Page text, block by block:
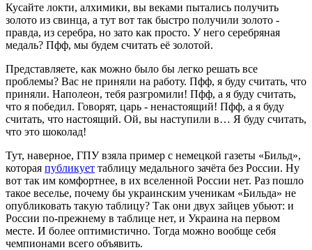
Кусайте локти, алхимики, вы веками пытались получить
золото из свинца, а тут вот так быстро получили золото -
правда, из серебра, но зато как просто. У него серебряная
медаль? Пфф, мы будем считать её золотой.
Представляете, как можно было бы легко решать все
проблемы? Вас не приняли на работу. Пфф, я буду считать, что
приняли. Наполеон, тебя разгромили! Пфф, а я буду считать,
что я победил. Говорят, царь - ненастоящий! Пфф, а я буду
считать, что настоящий. Ой, вы наступили в… Я буду считать,
что это шоколад!
Тут, наверное, ГПУ взяла пример с немецкой газеты «Бильд»,
которая публикует таблицу медального зачёта без России. Ну
вот так им комфортнее, в их вселенной России нет. Раз пошло
такое веселье, почему бы украинским ученикам «Бильда» не
опубликовать такую таблицу? Так они двух зайцев убьют: и
России по-прежнему в таблице нет, и Украина на первом
месте. И более оптимистично. Тогда можно вообще себя
чемпионами всего объявить.